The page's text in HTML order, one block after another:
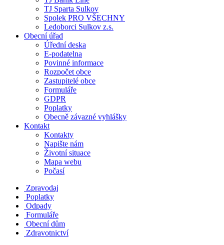
TJ Sparta Sulkov
Spolek PRO VŠECHNY
Ledoborci Sulkov z.s.
Obecní úřad
Úřední deska
E-podatelna
Povinné informace
Rozpočet obce
Zastupitelé obce
Formuláře
GDPR
Poplatky
Obecně závazné vyhlášky
Kontakt
Kontakty
Napište nám
Životní situace
Mapa webu
Počasí
Zpravodaj
Poplatky
Odpady
Formuláře
Obecní dům
Zdravotnictví